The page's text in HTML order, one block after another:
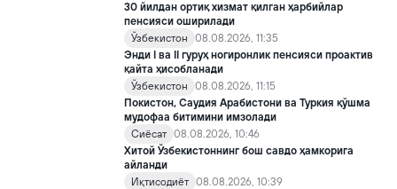
30 йилдан ортиқ хизмат қилган ҳарбийлар
пенсияси оширилади
Ўзбекистон
08.08.2026, 11:35
Энди I ва II гуруҳ ногиронлик пенсияси проактив
қайта ҳисобланади
Ўзбекистон
08.08.2026, 11:15
Покистон, Саудия Арабистони ва Туркия қўшма
мудофаа битимини имзолади
Сиёсат 08.08.2026, 10:46
Хитой Ўзбекистоннинг бош савдо ҳамкорига
айланди
Иқтисодиёт 08.08.2026, 10:39